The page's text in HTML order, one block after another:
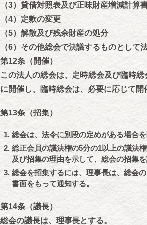
（3）貸借対照表及び正味財産増減計算
（4）定款の変更
（5）解散及び残余財産の処分
（6）その他総会で決議するものとして
第12条（開催）
この法人の総会は、定時総会及び臨時
に開催し、臨時総会は、必要に応じて開
第13条（招集）
総会は、法令に別段の定めがある場合
総正会員の議決権の5分の1以上の議決
及び招集の理由を示して、総会の招集
総会を招集するには、理事長は、総会
書面をもって通知する。
第14条（議長）
総会の議長は、理事長とする。